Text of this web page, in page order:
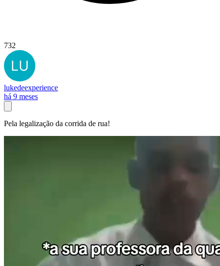
732
lukedeexperience
há 9 meses
Pela legalização da corrida de rua!